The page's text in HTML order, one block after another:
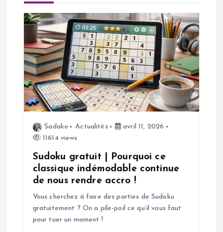
a
o
n
Sadako Actualités
avril 11, 2026
11614 views
Sudoku gratuit | Pourquoi ce
classique indémodable continue
de nous rendre accro !
Vous cherchez à faire des parties de Sudoku
gratuitement ? On a pile-poil ce qu’il vous faut
pour tuer un moment !